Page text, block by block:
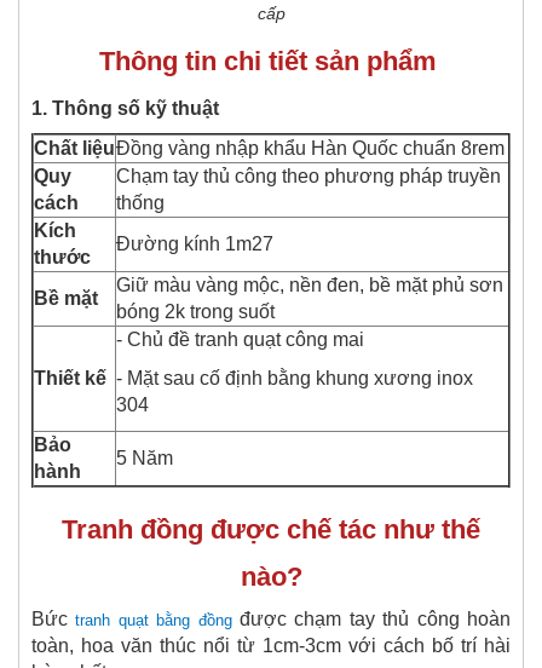
cấp
Thông tin chi tiết sản phẩm
1. Thông số kỹ thuật
Chất liệuĐồng vàng nhập khẩu Hàn Quốc chuẩn 8rem
Quy
cách
Chạm tay thủ công theo phương pháp truyền
thống
Kích
thước
Đường kính 1m27
Bề mặt
Giữ màu vàng mộc, nền đen, bề mặt phủ sơn
bóng 2k trong suốt
Thiết kế
- Chủ đề tranh quạt công mai
- Mặt sau cố định bằng khung xương inox
304
Bảo
hành
5 Năm
Tranh đồng được chế tác như thế
nào?
Bức tranh quạt bằng đồngđược chạm tay thủ công hoàn
toàn, hoa văn thúc nổi từ 1cm-3cm với cách bố trí hài